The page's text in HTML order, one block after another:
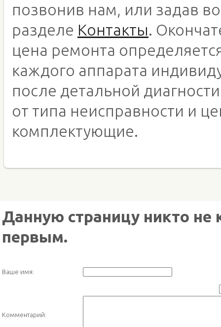
позвонив нам, или задав
разделе Контакты.
цена ремонта
каждого аппарата
после детальной
от типа неисправности и
комплектующие.
Данную страницу никто
первым.
Ваше имя:
Комментарий: